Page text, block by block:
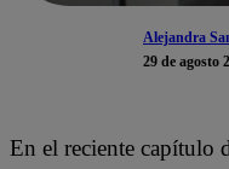
Alejandra
29 de agosto
En el reciente capítulo